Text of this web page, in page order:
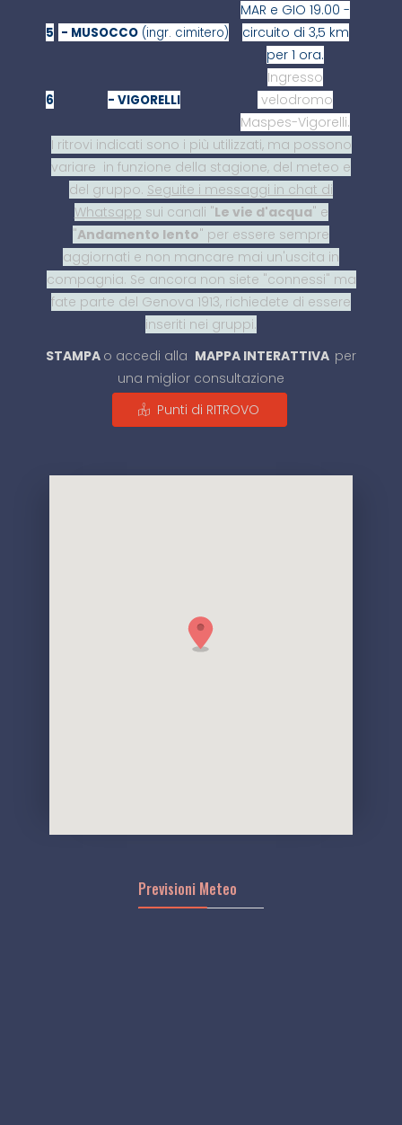
5 - MUSOCCO (ingr. cimitero)
MAR e GIO 19.00 -
circuito di 3,5 km
per 1 ora.
6 - VIGORELLI
Ingresso
velodromo
Maspes-Vigorelli.
I ritrovi indicati sono i più utilizzati, ma possono
variare in funzione della stagione, del meteo e
del gruppo. Seguite i messaggi in chat di
Whatsapp sui canali "Le vie d'acqua" e
"Andamento lento" per essere sempre
aggiornati e non mancare mai un'uscita in
compagnia. Se ancora non siete "connessi" ma
fate parte del Genova 1913, richiedete di essere
inseriti nei gruppi.
STAMPA o accedi alla MAPPA INTERATTIVA per
una miglior consultazione
Punti di RITROVO
Previsioni Meteo